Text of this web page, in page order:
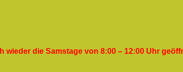
wieder die Samstage von 8:00 – 12:00 Uhr